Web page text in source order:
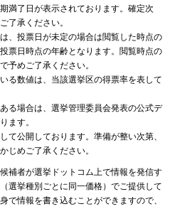
満了日が表示されております。確定次
了承ください。
、投票日が未定の場合は閲覧した時点の
票日時点の年齢となります。閲覧時点の
予めご了承ください。
る数値は、当該選挙区の得票率を表して
る場合は、選挙管理委員会発表の公式デ
ます。
公開しております。準備が整い次第、
じめご了承ください。
補者が選挙ドットコム上で情報を発信す
選挙種別ごとに同一価格）でご提供して
で情報を書き込むことができますので、